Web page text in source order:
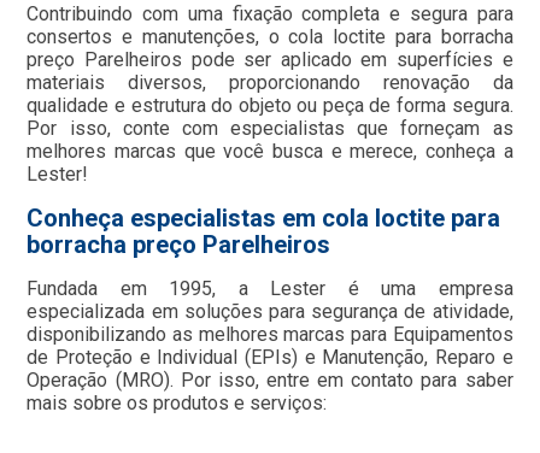
Contribuindo com uma fixação completa e segura para
consertos e manutenções, o cola loctite para borracha
preço Parelheiros pode ser aplicado em superfícies e
materiais diversos, proporcionando renovação da
qualidade e estrutura do objeto ou peça de forma segura.
Por isso, conte com especialistas que forneçam as
melhores marcas que você busca e merece, conheça a
Lester!
Conheça especialistas em cola loctite para
borracha preço Parelheiros
Fundada em 1995, a Lester é uma empresa
especializada em soluções para segurança de atividade,
disponibilizando as melhores marcas para Equipamentos
de Proteção e Individual (EPIs) e Manutenção, Reparo e
Operação (MRO). Por isso, entre em contato para saber
mais sobre os produtos e serviços: